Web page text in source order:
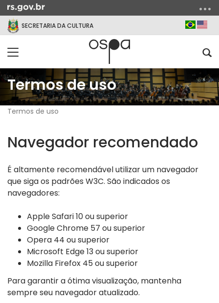
para
o
menu
Ir
para
SECRETARIA DA CULTURA
Alterna
a
navegação
a
Início
do
conteúdo
Termos de uso
Termos de uso
Navegador recomendado
É altamente recomendável utilizar um navegador
que siga os padrões W3C. São indicados os
navegadores:
Apple Safari 10 ou superior
Google Chrome 57 ou superior
Opera 44 ou superior
Microsoft Edge 13 ou superior
Mozilla Firefox 45 ou superior
Para garantir a ótima visualização, mantenha
sempre seu navegador atualizado.